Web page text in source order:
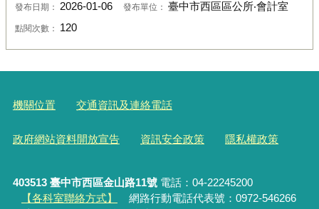
發布日期： 2026-01-06 發布單位： 臺中市西區區公所‧會計室
點閱次數： 120
機關位置 交通資訊及連絡電話
政府網站資料開放宣告 資訊安全政策 隱私權政策
403513 臺中市西區金山路11號電話：04-22245200
【各科室聯絡方式】
網路行動電話代表號：0972-546266